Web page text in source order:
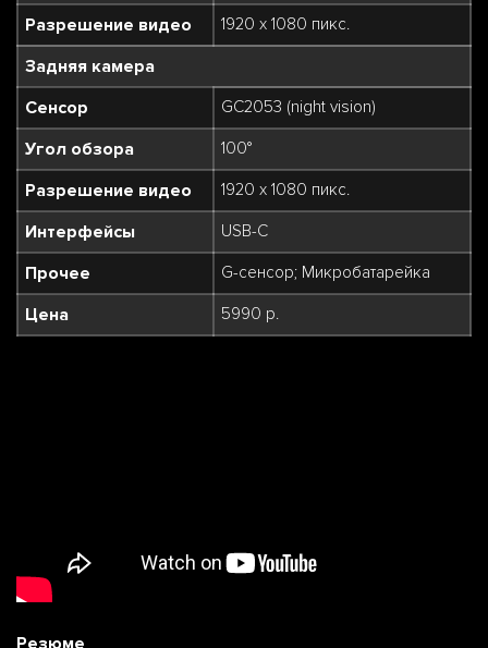
Разрешение видео 1920 х 1080 пикс.
Задняя камера
Сенсор
GC2053 (night vision)
Угол обзора 100°
Разрешение видео 1920 х 1080 пикс.
Интерфейсы USB-С
Прочее G-сенсор; Микробатарейка
Цена 5990 р.